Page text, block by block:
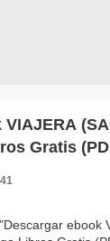
Gratis